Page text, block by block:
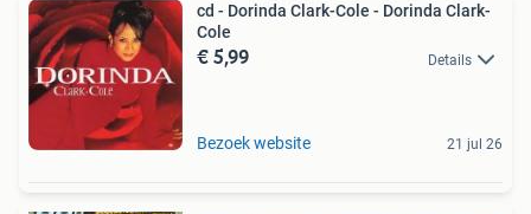
cd - Dorinda Clark-Cole - Dorinda Clark-
Cole
€ 5,99 Details
Bezoek website 21 jul 26